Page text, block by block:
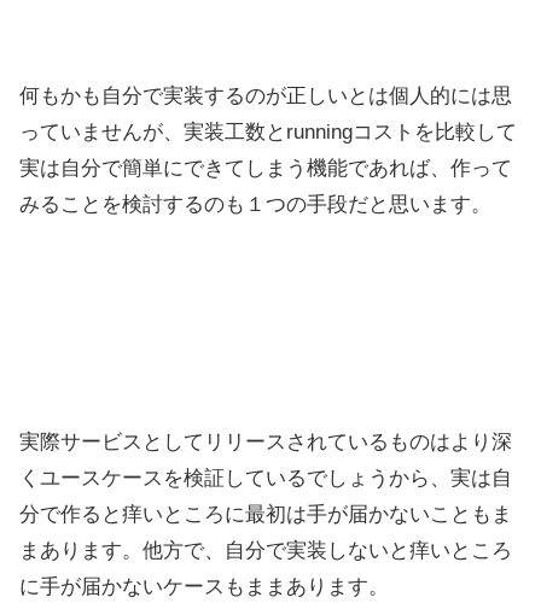
何もかも自分で実装するのが正しいとは個人的には思
っていませんが、実装工数とrunningコストを比較して
実は自分で簡単にできてしまう機能であれば、作って
みることを検討するのも１つの手段だと思います。
実際サービスとしてリリースされているものはより深
くユースケースを検証しているでしょうから、実は自
分で作ると痒いところに最初は手が届かないこともま
まあります。他方で、自分で実装しないと痒いところ
に手が届かないケースもままあります。